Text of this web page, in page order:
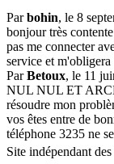
Parbohin, le 8
bonjour très
pas me connecter
service et m'obligera
ParBetoux, le 11
NUL NUL ET
résoudre mon
vos êtes entre de
téléphone 3235 ne
Site indépendant